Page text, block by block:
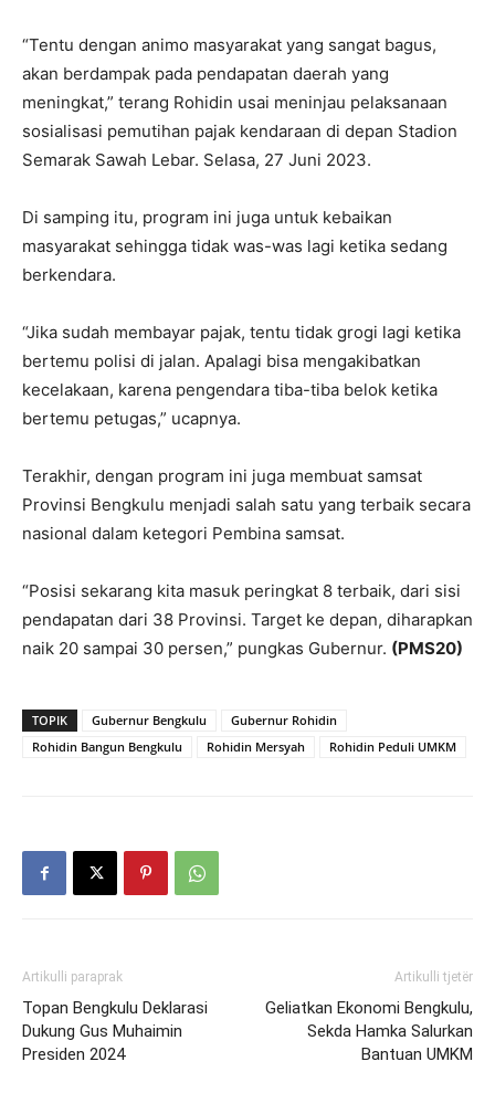
“Tentu dengan animo masyarakat yang sangat bagus,
akan berdampak pada pendapatan daerah yang
meningkat,” terang Rohidin usai meninjau pelaksanaan
sosialisasi pemutihan pajak kendaraan di depan Stadion
Semarak Sawah Lebar. Selasa, 27 Juni 2023.
Di samping itu, program ini juga untuk kebaikan
masyarakat sehingga tidak was-was lagi ketika sedang
berkendara.
“Jika sudah membayar pajak, tentu tidak grogi lagi ketika
bertemu polisi di jalan. Apalagi bisa mengakibatkan
kecelakaan, karena pengendara tiba-tiba belok ketika
bertemu petugas,” ucapnya.
Terakhir, dengan program ini juga membuat samsat
Provinsi Bengkulu menjadi salah satu yang terbaik secara
nasional dalam ketegori Pembina samsat.
“Posisi sekarang kita masuk peringkat 8 terbaik, dari sisi
pendapatan dari 38 Provinsi. Target ke depan, diharapkan
naik 20 sampai 30 persen,” pungkas Gubernur. (PMS20)
TOPIK Gubernur Bengkulu
Gubernur Rohidin
Rohidin Bangun Bengkulu
Rohidin Mersyah Rohidin Peduli UMKM
Artikulli paraprak
Topan Bengkulu Deklarasi
Dukung Gus Muhaimin
Presiden 2024
Artikulli tjetër
Geliatkan Ekonomi Bengkulu,
Sekda Hamka Salurkan
Bantuan UMKM